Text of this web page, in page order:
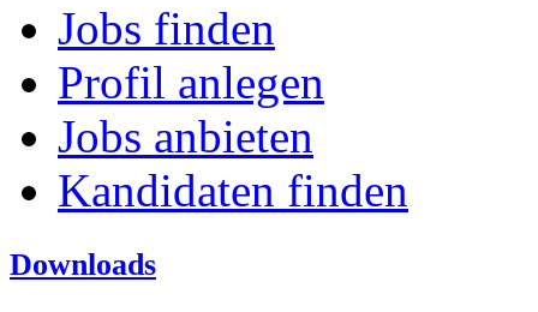
Jobs finden
Profil anlegen
Jobs anbieten
Kandidaten finden
Downloads